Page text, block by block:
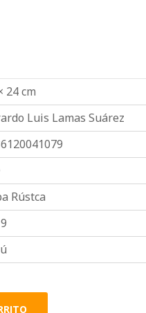
24 cm
Luis Lamas Suárez
Rústca